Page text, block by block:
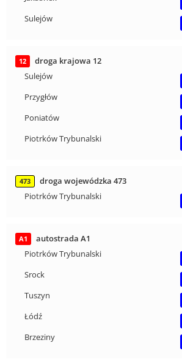
Sulejów
12
droga krajowa 12
Sulejów
Przygłów
Poniatów
Piotrków Trybunalski
473
droga wojewódzka 473
Piotrków Trybunalski
A1
autostrada A1
Piotrków Trybunalski
Srock
Tuszyn
Łódź
Brzeziny